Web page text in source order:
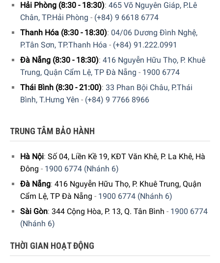
giảm thiểu độ rung và tiếng ồn, mang lại trải nghiệm
thoải mái.
Xay được nhiều loại thực phẩm:Dễ dàng xay nhuyễn
cháo nóng, thịt, cá, rau củ, sinh tố và cả các chế phẩm
từ sữa.
Cối xay có nắp đậy tiện lợi:
tốt hơn, tránh tình trạng bắn ra ngoài khi xay.
sức khỏe.
Cơ chế Click-Mechanism : Tháo lắp nhanh gọn, tiện lợi
khi sử dụng và vệ sinh.
Lưỡi dao QuattroBlade : Siêu sắc, xay mịn hiệu quả, đảm
bảo thực phẩm nhuyễn đều.
Hải Phòng (8:30 - 18:30): 465 Võ Nguyên Giáp, P.Lê
Chân, TP.Hải Phòng - (+84) 9 6618 6774
Thanh Hóa (8:30 - 18:30): 04/06 Dương Đình Nghệ,
P.Tân Sơn, TP.Thanh Hóa - (+84) 91.222.0991
Đà Nẵng (8:30 - 18:30): 416 Nguyễn Hữu Thọ, P. Khuê
Trung, Quận Cẩm Lệ, TP Đà Nẵng - 1900 6774
Thái Bình (8:30 - 21:00): 33 Phan Bội Châu, P.Thái
Bình, T.Hưng Yên - (+84) 9 7766 8966
TRUNG TÂM BẢO HÀNH
Hà Nội: Số 04, Liền Kề 19, KĐT Văn Khê, P. La Khê, Hà
Đông - 1900 6774 (Nhánh 6)
Đà Nẵng: 416 Nguyễn Hữu Thọ, P. Khuê Trung, Quận
Cẩm Lệ, TP Đà Nẵng - 1900 6774 (Nhánh 6)
Sài Gòn: 344 Cộng Hòa, P. 13, Q. Tân Bình - 1900 6774
(Nhánh 6)
THỜI GIAN HOẠT ĐỘNG